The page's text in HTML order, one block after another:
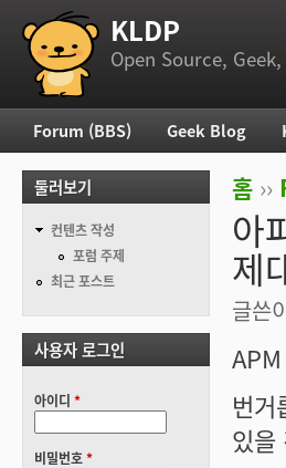
부 메뉴 KLDP
Open Source,
현재
홈 ››
아
제
글쓴
번거
있을
주 메뉴
Forum (BBS) Geek Blog
둘러보기
컨텐츠 작성
포럼 주제
최근 포스트
사용자 로그인
아이디 *
비밀번호*